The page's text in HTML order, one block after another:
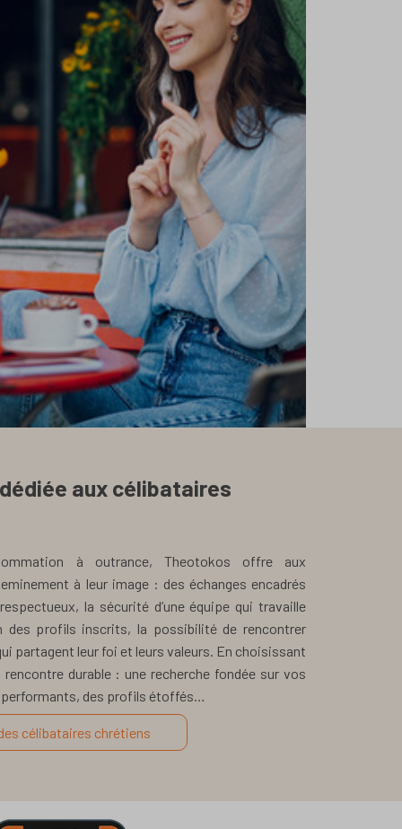
aux célibataires
à outrance, Theotokos offre aux
à leur image : des échanges encadrés
la sécurité d’une équipe qui travaille
des profils inscrits, la possibilité de rencontrer
partagent leur foi et leurs valeurs. En choisissant
durable : une recherche fondée sur vos
des profils étoffés…
célibataires chrétiens